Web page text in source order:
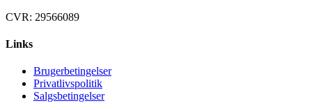
CVR: 29566089
Links
Brugerbetingelser
Privatlivspolitik
Salgsbetingelser